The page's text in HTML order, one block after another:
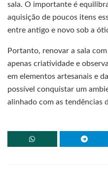
sala. O importante é
aquisição de poucos itens
entre antigo e novo sob a
Portanto, renovar a sala
apenas criatividade e
em elementos artesanais e
possível conquistar um
alinhado com as tendências